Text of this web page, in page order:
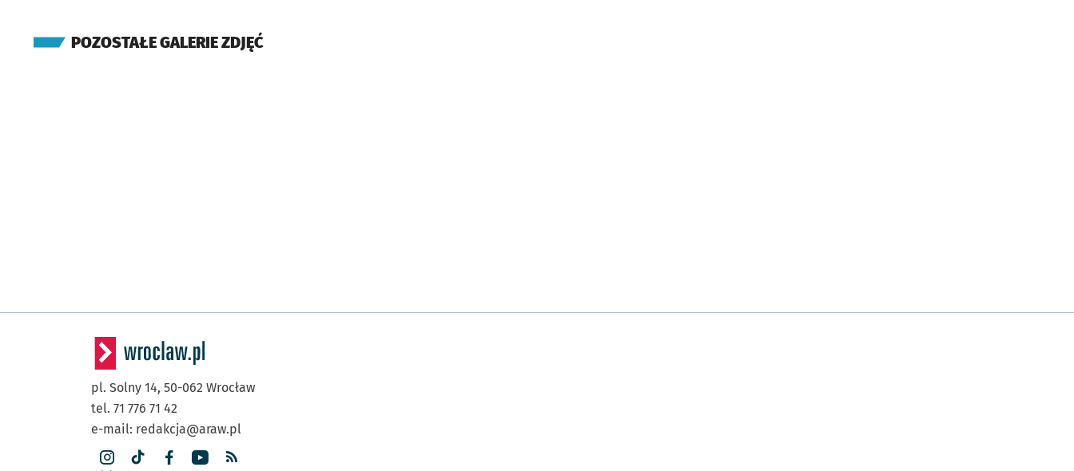
POZOSTAŁE GALERIE ZDJĘĆ
pl. Solny 14, 50-062 Wrocław
tel. 71 776 71 42
e-mail: redakcja@araw.pl